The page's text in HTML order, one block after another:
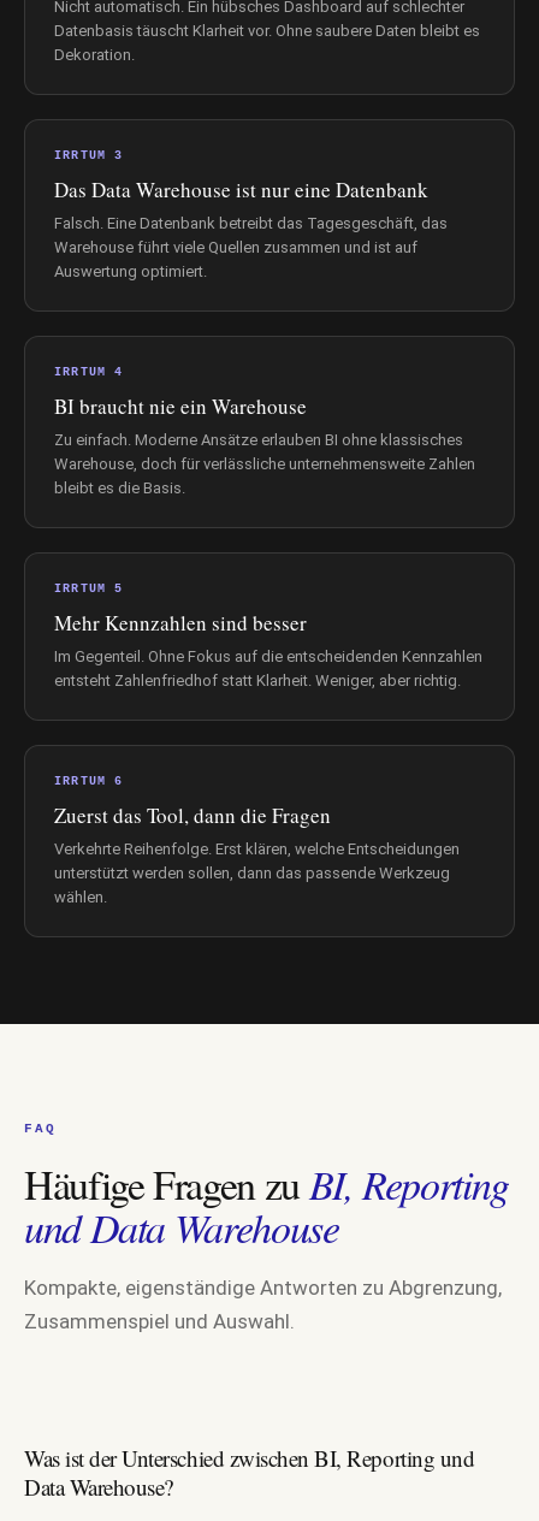
Nicht automatisch. Ein hübsches Dashboard auf schlechter
Datenbasis täuscht Klarheit vor. Ohne saubere Daten bleibt es
Dekoration.
IRRTUM 3
Das Data Warehouse ist nur eine Datenbank
Falsch. Eine Datenbank betreibt das Tagesgeschäft, das
Warehouse führt viele Quellen zusammen und ist auf
Auswertung optimiert.
IRRTUM 4
BI braucht nie ein Warehouse
Zu einfach. Moderne Ansätze erlauben BI ohne klassisches
Warehouse, doch für verlässliche unternehmensweite Zahlen
bleibt es die Basis.
IRRTUM 5
Mehr Kennzahlen sind besser
Im Gegenteil. Ohne Fokus auf die entscheidenden Kennzahlen
entsteht Zahlenfriedhof statt Klarheit. Weniger, aber richtig.
IRRTUM 6
Zuerst das Tool, dann die Fragen
Verkehrte Reihenfolge. Erst klären, welche Entscheidungen
unterstützt werden sollen, dann das passende Werkzeug
wählen.
FAQ
Häufige Fragen zuBI, Reporting
und Data Warehouse
Kompakte, eigenständige Antworten zu Abgrenzung,
Zusammenspiel und Auswahl.
Was ist der Unterschied zwischen BI, Reporting und
Data Warehouse?